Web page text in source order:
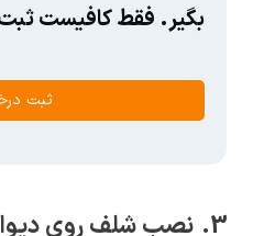
بگیر. فقط کافیست
ثبت
3. نصب شلف‌ روی دیوارهای خالی دفتر اداری